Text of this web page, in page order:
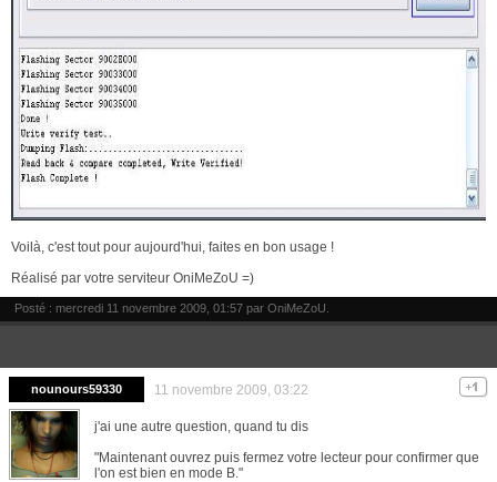
Voilà, c'est tout pour aujourd'hui, faites en bon usage !
Réalisé par votre serviteur OniMeZoU =)
Posté : mercredi 11 novembre 2009, 01:57 par OniMeZoU
nounours59330 11 novembre 2009, 03:22
j'ai une autre question, quand tu dis
"Maintenant ouvrez puis fermez votre lecteur pour confirmer que
l'on est bien en mode B."